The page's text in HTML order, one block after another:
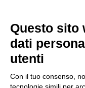
Questo sito
dati
utenti
Con il tuo consenso,